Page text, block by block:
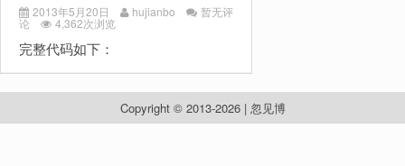
2013年5月20日 hujianbo 暂无评
论 4,362次浏览
完整代码如下：
Copyright © 2013-2026 | 忽见博